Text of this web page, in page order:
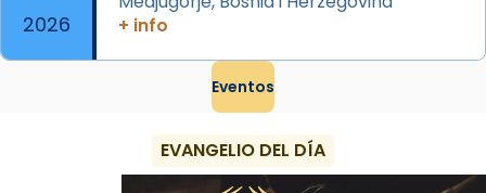
2026
+ info
Eventos
EVANGELIO DEL DÍA